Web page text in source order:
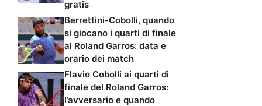
gratis
Berrettini-Cobolli, quando
si giocano i quarti di finale
al Roland Garros: data e
orario dei match
Flavio Cobolli ai quarti di
finale del Roland Garros:
l’avversario e quando